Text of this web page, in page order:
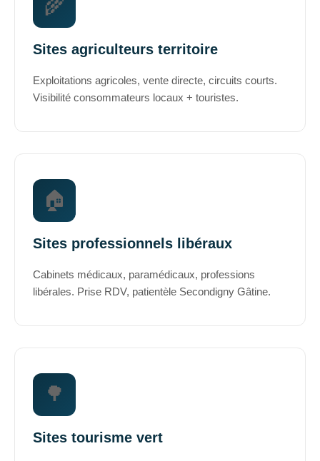
🌾
Sites agriculteurs territoire
Exploitations agricoles, vente directe, circuits courts.
Visibilité consommateurs locaux + touristes.
🏠
Sites professionnels libéraux
Cabinets médicaux, paramédicaux, professions
libérales. Prise RDV, patientèle Secondigny Gâtine.
🌳
Sites tourisme vert